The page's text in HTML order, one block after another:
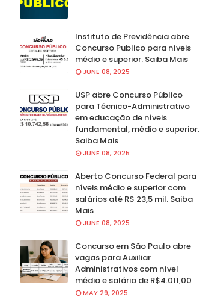
Instituto de Previdência abre
Concurso Publico para níveis
médio e superior. Saiba Mais
JUNE 08, 2025
USP abre Concurso Público
para Técnico-Administrativo
em educação de níveis
fundamental, médio e superior.
Saiba Mais
JUNE 08, 2025
Aberto Concurso Federal para
níveis médio e superior com
salários até R$ 23,5 mil. Saiba
Mais
JUNE 08, 2025
Concurso em São Paulo abre
vagas para Auxiliar
Administrativos com nível
médio e salário de R$4.011,00
MAY 29, 2025